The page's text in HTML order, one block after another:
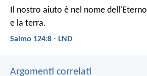
Il nostro aiuto è nel nome dell'Eterno
e la terra.
Salmo 124:8 - LND
Argomenti correlati